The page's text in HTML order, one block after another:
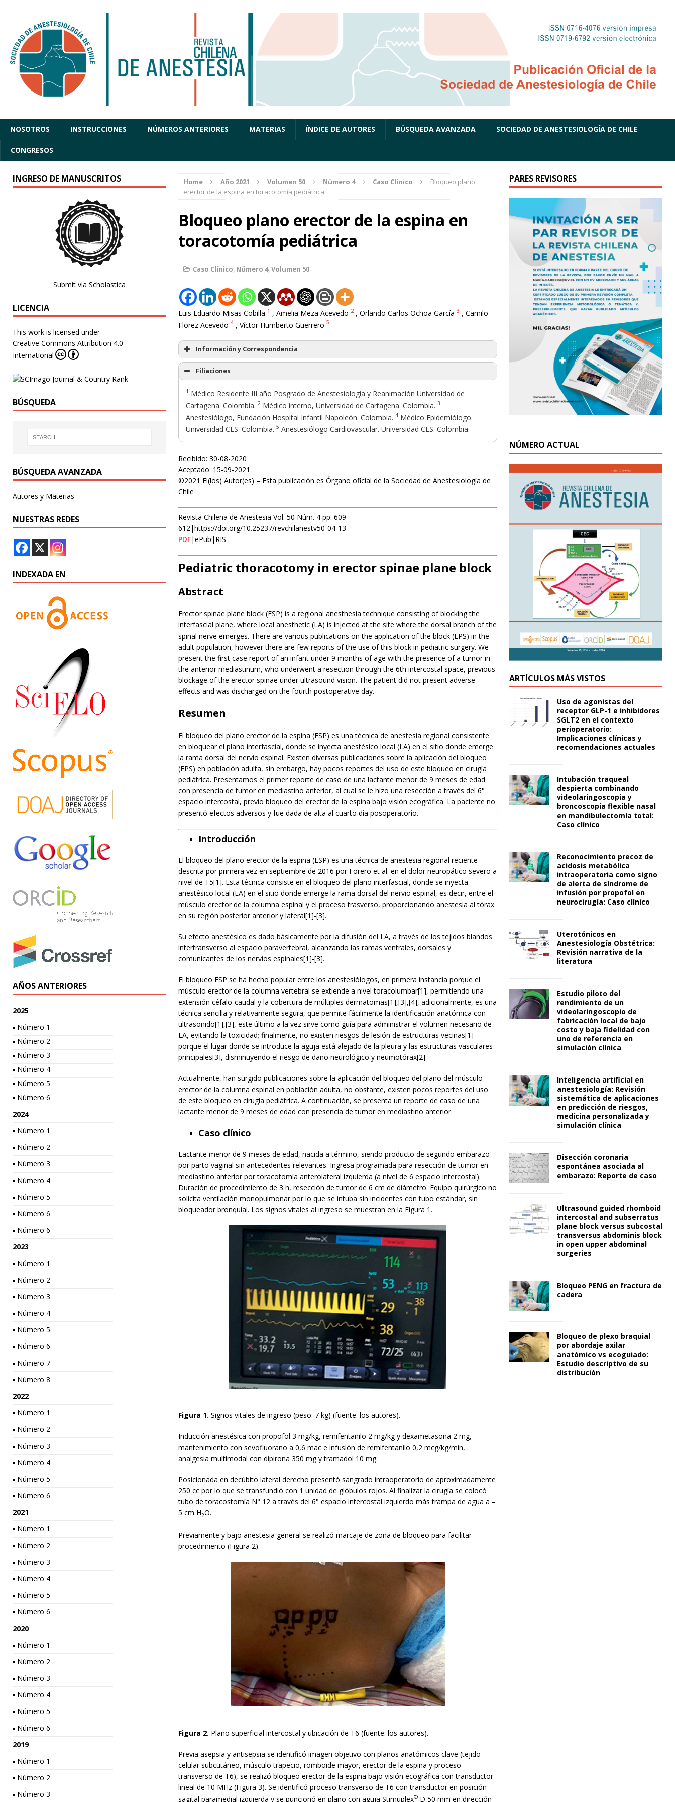
NOSOTROS INSTRUCCIONES NÚMEROS ANTERIORES MATERIAS ÍNDICE DE AUTORES BÚSQUEDA AVANZADA SOCIEDAD DE ANESTESIOLOGÍA DE CHILE
CONGRESOS
Home Año 2021 Volumen 50 Número 4 Caso Clínico
Bloqueo plano
erector de la espina en toracotomía pediátrica
Bloqueo plano erector de la espina en
toracotomía pediátrica
Caso Clínico, Número 4,Volumen 50
Luis Eduardo Misas Cobilla 1 , Amelia Meza Acevedo 2 , Orlando Carlos Ochoa García 3 , Camilo
Florez Acevedo 4 , Víctor Humberto Guerrero 5
Información y Correspondencia
Filiaciones
1 Médico Residente III año Posgrado de Anestesiología y Reanimación Universidad de
Cartagena. Colombia. 2Médico interno, Universidad de Cartagena. Colombia. 3
Anestesiólogo, Fundación Hospital Infantil Napoleón. Colombia. 4Médico Epidemiólogo.
Universidad CES. Colombia. 5 Anestesiólogo Cardiovascular. Universidad CES. Colombia.
Recibido: 30-08-2020
Aceptado: 15-09-2021
©2021 El(los) Autor(es) – Esta publicación es Órgano oficial de la Sociedad de Anestesiología de
Chile
Revista Chilena de Anestesia Vol. 50 Núm. 4 pp. 609-
612|https://doi.org/10.25237/revchilanestv50-04-13
PDF|ePub|RIS
Pediatric thoracotomy in erector spinae plane block
Abstract
Erector spinae plane block (ESP) is a regional anesthesia technique consisting of blocking the
interfascial plane, where local anesthetic (LA) is injected at the site where the dorsal branch of the
spinal nerve emerges. There are various publications on the application of the block (EPS) in the
adult population, however there are few reports of the use of this block in pediatric surgery. We
present the first case report of an infant under 9 months of age with the presence of a tumor in
the anterior mediastinum, who underwent a resection through the 6th intercostal space, previous
blockage of the erector spinae under ultrasound vision. The patient did not present adverse
effects and was discharged on the fourth postoperative day.
Resumen
El bloqueo del plano erector de la espina (ESP) es una técnica de anestesia regional consistente
en bloquear el plano interfascial, donde se inyecta anestésico local (LA) en el sitio donde emerge
la rama dorsal del nervio espinal. Existen diversas publicaciones sobre la aplicación del bloqueo
(EPS) en población adulta, sin embargo, hay pocos reportes del uso de este bloqueo en cirugía
pediátrica. Presentamos el primer reporte de caso de una lactante menor de 9 meses de edad
con presencia de tumor en mediastino anterior, al cual se le hizo una resección a través del 6°
espacio intercostal, previo bloqueo del erector de la espina bajo visión ecográfica. La paciente no
presentó efectos adversos y fue dada de alta al cuarto día posoperatorio.
Introducción
El bloqueo del plano erector de la espina (ESP) es una técnica de anestesia regional reciente
descrita por primera vez en septiembre de 2016 por Forero et al. en el dolor neuropático severo a
nivel de T5[1]. Esta técnica consiste en el bloqueo del plano interfascial, donde se inyecta
anestésico local (LA) en el sitio donde emerge la rama dorsal del nervio espinal, es decir, entre el
músculo erector de la columna espinal y el proceso trasverso, proporcionando anestesia al tórax
en su región posterior anterior y lateral[1]-[3].
Su efecto anestésico es dado básicamente por la difusión del LA, a través de los tejidos blandos
intertransverso al espacio paravertebral, alcanzando las ramas ventrales, dorsales y
comunicantes de los nervios espinales[1]-[3].
El bloqueo ESP se ha hecho popular entre los anestesiólogos, en primera instancia porque el
músculo erector de la columna vertebral se extiende a nivel toracolumbar[1], permitiendo una
extensión céfalo-caudal y la cobertura de múltiples dermatomas[1],[3],[4], adicionalmente, es una
técnica sencilla y relativamente segura, que permite fácilmente la identificación anatómica con
ultrasonido[1],[3], este último a la vez sirve como guía para administrar el volumen necesario de
LA, evitando la toxicidad; finalmente, no existen riesgos de lesión de estructuras vecinas[1]
porque el lugar donde se introduce la aguja está alejado de la pleura y las estructuras vasculares
principales[3], disminuyendo el riesgo de daño neurológico y neumotórax[2].
Actualmente, han surgido publicaciones sobre la aplicación del bloqueo del plano del músculo
erector de la columna espinal en población adulta, no obstante, existen pocos reportes del uso
de este bloqueo en cirugía pediátrica. A continuación, se presenta un reporte de caso de una
lactante menor de 9 meses de edad con presencia de tumor en mediastino anterior.
Caso clínico
Lactante menor de 9 meses de edad, nacida a término, siendo producto de segundo embarazo
por parto vaginal sin antecedentes relevantes. Ingresa programada para resección de tumor en
mediastino anterior por toracotomía anterolateral izquierda (a nivel de 6 espacio intercostal).
Duración de procedimiento de 3 h, resección de tumor de 6 cm de diámetro. Equipo quirúrgico no
solicita ventilación monopulmonar por lo que se intuba sin incidentes con tubo estándar, sin
bloqueador bronquial. Los signos vitales al ingreso se muestran en la Figura 1.
Figura 1. Signos vitales de ingreso (peso: 7 kg) (fuente: los autores).
Inducción anestésica con propofol 3 mg/kg, remifentanilo 2 mg/kg y dexametasona 2 mg,
mantenimiento con sevofluorano a 0,6 mac e infusión de remifentanilo 0,2 mcg/kg/min,
analgesia multimodal con dipirona 350 mg y tramadol 10 mg.
Posicionada en decúbito lateral derecho presentó sangrado intraoperatorio de aproximadamente
250 cc por lo que se transfundió con 1 unidad de glóbulos rojos. Al finalizar la cirugía se colocó
tubo de toracostomía N° 12 a través del 6° espacio intercostal izquierdo más trampa de agua a –
5 cm H2O.
Previamente y bajo anestesia general se realizó marcaje de zona de bloqueo para facilitar
procedimiento (Figura 2).
Figura 2. Plano superficial intercostal y ubicación de T6 (fuente: los autores).
Previa asepsia y antisepsia se identificó imagen objetivo con planos anatómicos clave (tejido
celular subcutáneo, músculo trapecio, romboide mayor, erector de la espina y proceso
transverso de T6), se realizó bloqueo erector de la espina bajo visión ecográfica con transductor
lineal de 10 MHz (Figura 3). Se identificó proceso transverso de T6 con transductor en posición
sagital paramedial izquierda y se puncionó en plano con aguja Stimuplex®D 50 mm en dirección
INGRESO DE MANUSCRITOS
Submit via Scholastica
LICENCIA
This work is licensed under
Creative Commons Attribution 4.0
International
BÚSQUEDA
BÚSQUEDA AVANZADA
Autores y Materias
NUESTRAS REDES
INDEXADA EN
AÑOS ANTERIORES
2025
▪ Número 1
▪ Número 2
▪ Número 3
▪ Número 4
▪ Número 5
▪ Número 6
2024
▪ Número 1
▪ Número 2
▪ Número 3
▪ Número 4
▪ Número 5
▪ Número 6
▪ Número 6
2023
▪ Número 1
▪ Número 2
▪ Número 3
▪ Número 4
▪ Número 5
▪ Número 6
▪ Número 7
▪ Número 8
2022
▪ Número 1
▪ Número 2
▪ Número 3
▪ Número 4
▪ Número 5
▪ Número 6
2021
▪ Número 1
▪ Número 2
▪ Número 3
▪ Número 4
▪ Número 5
▪ Número 6
2020
▪ Número 1
▪ Número 2
▪ Número 3
▪ Número 4
▪ Número 5
▪ Número 6
2019
▪ Número 1
▪ Número 2
▪ Número 3
PARES REVISORES
NÚMERO ACTUAL
ARTÍCULOS MÁS VISTOS
Uso de agonistas del
receptor GLP-1 e inhibidores
SGLT2 en el contexto
perioperatorio:
Implicaciones clínicas y
recomendaciones actuales
Intubación traqueal
despierta combinando
videolaringoscopia y
broncoscopia flexible nasal
en mandibulectomía total:
Caso clínico
Reconocimiento precoz de
acidosis metabólica
intraoperatoria como signo
de alerta de síndrome de
infusión por propofol en
neurocirugía: Caso clínico
Uterotónicos en
Anestesiología Obstétrica:
Revisión narrativa de la
literatura
Estudio piloto del
rendimiento de un
videolaringoscopio de
fabricación local de bajo
costo y baja fidelidad con
uno de referencia en
simulación clínica
Inteligencia artificial en
anestesiología: Revisión
sistemática de aplicaciones
en predicción de riesgos,
medicina personalizada y
simulación clínica
Disección coronaria
espontánea asociada al
embarazo: Reporte de caso
Ultrasound guided rhomboid
intercostal and subserratus
plane block versus subcostal
transversus abdominis block
in open upper abdominal
surgeries
Bloqueo PENG en fractura de
cadera
Bloqueo de plexo braquial
por abordaje axilar
anatómico vs ecoguiado:
Estudio descriptivo de su
distribución